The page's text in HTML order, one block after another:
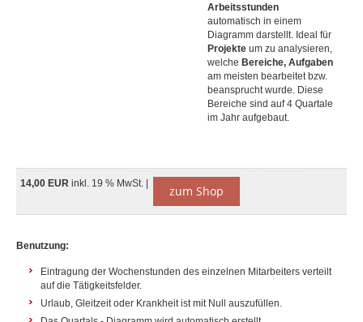
Arbeitsstunden
automatisch in einem
Diagramm darstellt. Ideal für
Projekte um zu analysieren,
welche Bereiche, Aufgaben
am meisten bearbeitet bzw.
beansprucht wurde. Diese
Bereiche sind auf 4 Quartale
im Jahr aufgebaut.
14,00 EUR inkl. 19 % MwSt. | zum Shop
Benutzung:
Eintragung der Wochenstunden des einzelnen Mitarbeiters verteilt
auf die Tätigkeitsfelder.
Urlaub, Gleitzeit oder Krankheit ist mit Null auszufüllen.